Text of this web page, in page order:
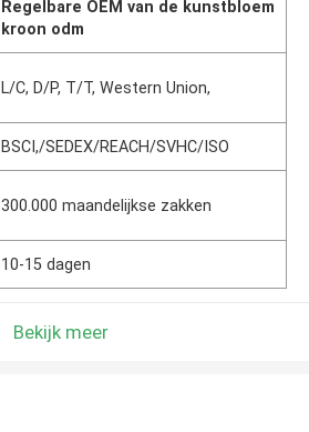
Regelbare OEM van de kunstbloem
kroon odm
L/C, D/P, T/T, Western Union,
BSCI,/SEDEX/REACH/SVHC/ISO
300.000 maandelijkse zakken
10-15 dagen
Bekijk meer